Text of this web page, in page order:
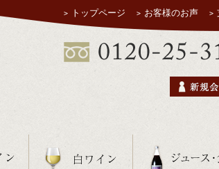
トップページ お客様のお声